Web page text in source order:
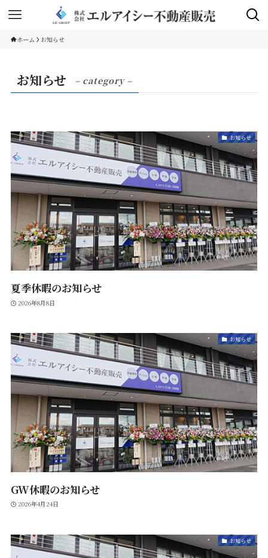
ホーム お知らせ
お知らせ – category –
お知らせ
夏季休暇のお知らせ
2026年8月8日
お知らせ
GW休暇のお知らせ
2026年4月24日
お知らせ